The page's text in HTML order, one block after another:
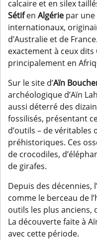
calcaire et en silex
Sétifen Algérie par
internationaux,
d’Australie et de
exactement à ceux
principalement en
Sur le site d’Aïn
archéologique d’Aïn
aussi déterré des
fossilisés, présentant
d’outils – de
préhistoriques. Ces
de crocodiles,
de girafes.
Depuis des décennies,
comme le berceau de
outils les plus anciens,
La découverte faite à
avec cette période.